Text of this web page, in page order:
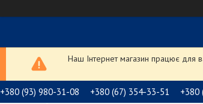
Наш Інтернет магазин працює для
+380 (93) 980-31-08 +380 (67) 354-33-51 +380